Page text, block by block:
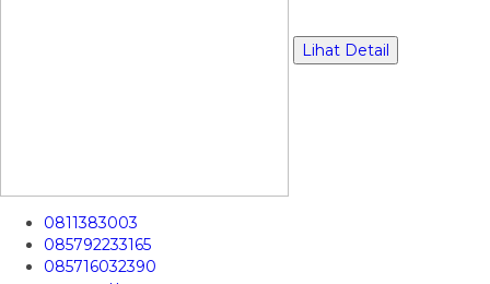
Lihat Detail
0811383003
085792233165
085716032390